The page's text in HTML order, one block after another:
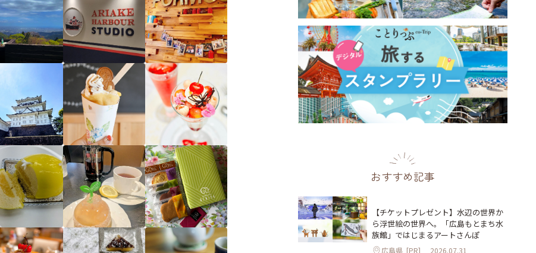
おすすめ記事
【チケットプレゼント】水辺の世界か
ら浮世絵の世界へ。「広島もとまち水
族館」ではじまるアートさんぽ
広島県 [PR] 2026.07.31